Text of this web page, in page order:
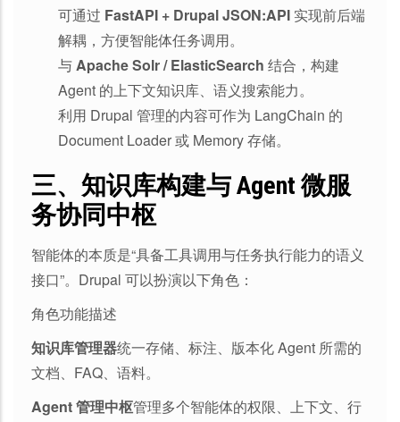
可通过 FastAPI + Drupal JSON:API 实现前后端
解耦，方便智能体任务调用。
与 Apache Solr / ElasticSearch 结合，构建
Agent 的上下文知识库、语义搜索能力。
利用 Drupal 管理的内容可作为 LangChain 的
Document Loader 或 Memory 存储。
三、知识库构建与 Agent 微服
务协同中枢
智能体的本质是“具备工具调用与任务执行能力的语义
接口”。Drupal 可以扮演以下角色：
角色功能描述
知识库管理器统一存储、标注、版本化 Agent 所需的
文档、FAQ、语料。
Agent 管理中枢管理多个智能体的权限、上下文、行